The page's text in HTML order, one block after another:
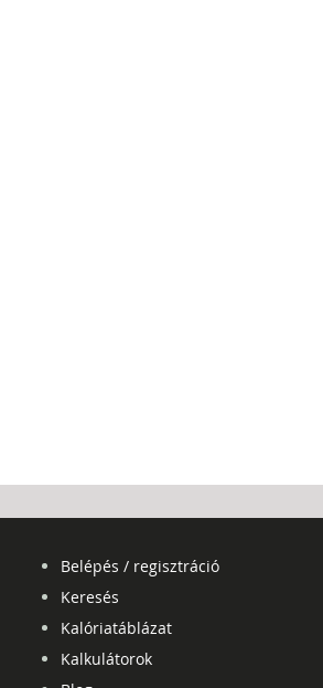
Belépés / regisztráció
Keresés
Kalóriatáblázat
Kalkulátorok